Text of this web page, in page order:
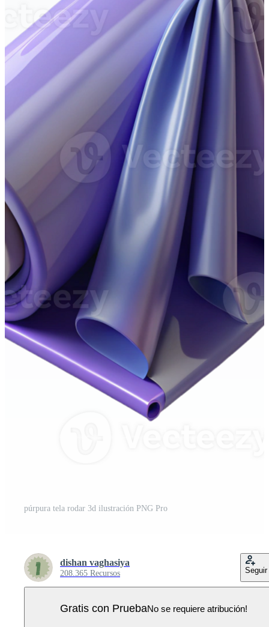
púrpura tela rodar 3d ilustración PNG Pro
dishan vaghasiya
208.365 Recursos Seguir
Gratis con PruebaNo se requiere atribución!